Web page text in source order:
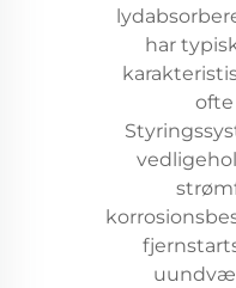
har